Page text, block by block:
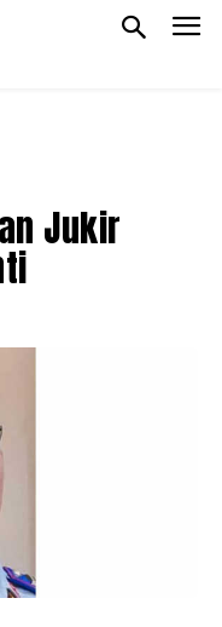
Jukir